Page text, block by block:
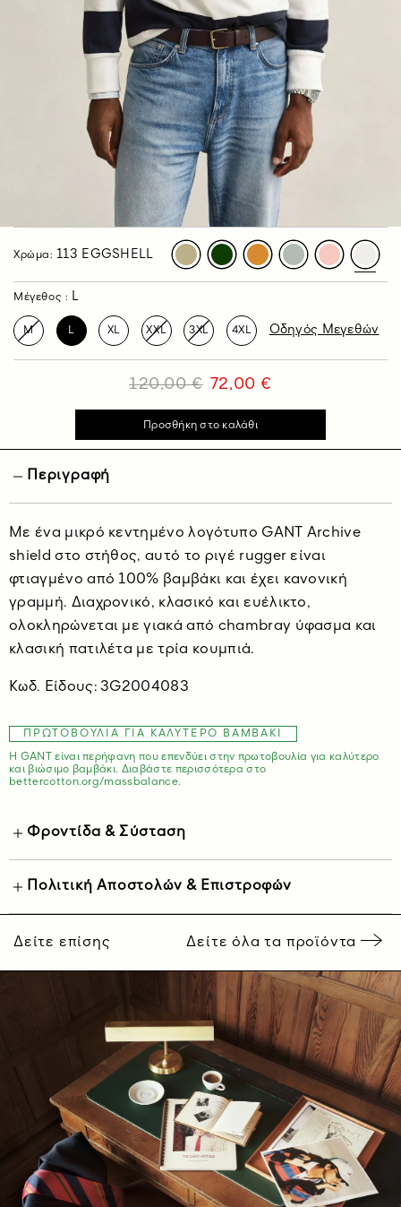
Χρώμα: 113 EGGSHELL
Μέγεθος : L
M L XL XXL 3XL 4XL Οδηγός Μεγεθών
72,00 €
120,00 €
Περιγραφή
Με ένα μικρό κεντημένο λογότυπο GANT Archive
shield στο στήθος, αυτό το ριγέ rugger είναι
φτιαγμένο από 100% βαμβάκι και έχει κανονική
γραμμή. Διαχρονικό, κλασικό και ευέλικτο,
ολοκληρώνεται με γιακά από chambray ύφασμα και
κλασική πατιλέτα με τρία κουμπιά.
Kωδ. Είδους: 3G2004083
ΠΡΩΤΟΒΟΥΛΊΑ ΓΙΑ ΚΑΛΎΤΕΡΟ ΒΑΜΒΆΚΙ
Η GANT είναι περήφανη που επενδύει στην πρωτοβουλία για καλύτερο
και βιώσιμο βαμβάκι. Διαβάστε περισσότερα στο
bettercotton.org/massbalance.
Φροντίδα & Σύσταση
Πολιτική Αποστολών & Επιστροφών
Δείτε επίσης Δείτε όλα τα προϊόντα